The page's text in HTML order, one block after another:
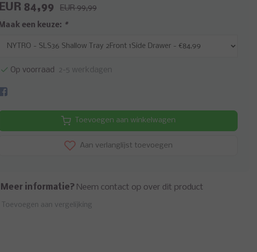
EUR 84,99 EUR 99,99
Maak een keuze: *
Op voorraad 2-5 werkdagen
Toevoegen aan winkelwagen
Aan verlanglijst toevoegen
Meer informatie? Neem contact op over dit product
Toevoegen aan vergelijking